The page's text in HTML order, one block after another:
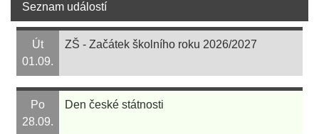
Seznam událostí
Út
01.09.
ZŠ - Začátek školního roku 2026/2027
Po
28.09.
Den české státnosti